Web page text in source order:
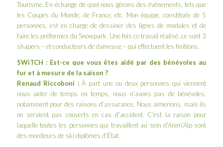
Tourisme. En échange de quoi nous gérons des évènements, tels que
les Coupes du Monde, de France, etc. Mon équipe, constituée de 5
personnes, est en charge de dessiner des lignes de modules et de
faire les préformes du Snowpark. Une fois ce travail réalisé, ce sont 3
shapers – et conducteurs de dameuse – qui effectuent les finitions.
SWiTCH : Est-ce que vous êtes aidé par des bénévoles au
fur et à mesure de la saison ?
Renaud Riccoboni :À part une ou deux personnes qui viennent
nous aider de temps en temps, nous n’avons pas de bénévoles,
notamment pour des raisons d’assurance. Nous aimerions, mais ils
ne seraient pas couverts en cas d’accident. C’est la raison pour
laquelle toutes les personnes qui travaillent au sein d’Anim’Alp sont
des moniteurs de ski diplômés d’État.